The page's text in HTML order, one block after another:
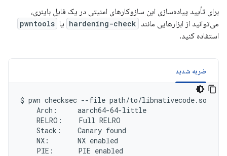
برای تأیید پیاده‌سازی این سازوکارهای امنیتی در یک فایل باینری،
می‌توانید از ابزارهایی مانند hardening-check یا pwntools
استفاده کنید.
ضربه شدید
$ pwn checksec --file
Arch:
RELRO:
Full
Stack:
Canary
NX:
NX
PIE:
PIE